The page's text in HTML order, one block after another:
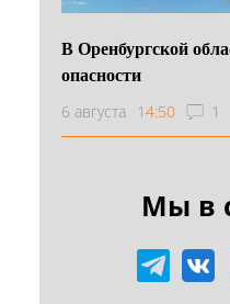
В Оренбургской
опасности
6 августа 14:50 1
Мы в